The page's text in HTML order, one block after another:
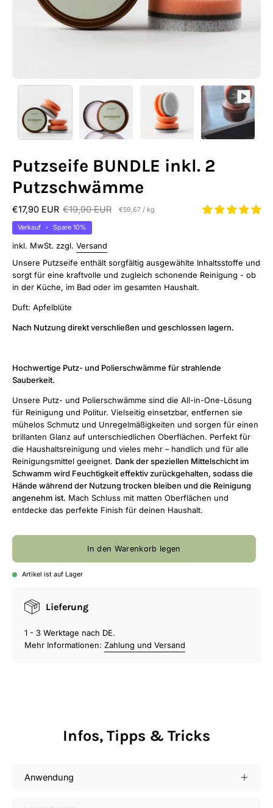
Putzseife BUNDLE inkl. 2
Putzschwämme
€17,90 EUR €19,90 EUR Stückpreis
€59,67 /pro
kg
Verkauf • Spare 10%
inkl. MwSt. zzgl. Versand
Unsere Putzseife enthält sorgfältig ausgewählte Inhaltsstoffe und
sorgt für eine kraftvolle und zugleich schonende Reinigung - ob
in der Küche, im Bad oder im gesamten Haushalt.
Duft: Apfelblüte
Nach Nutzung direkt verschließen und geschlossen lagern.
Hochwertige Putz- und Polierschwämme für strahlende
Sauberkeit.
Unsere Putz- und Polierschwämme sind die All-in-One-Lösung
für Reinigung und Politur. Vielseitig einsetzbar, entfernen sie
mühelos Schmutz und Unregelmäßigkeiten und sorgen für einen
brillanten Glanz auf unterschiedlichen Oberflächen. Perfekt für
die Haushaltsreinigung und vieles mehr – handlich und für alle
Reinigungsmittel geeignet. Dank der speziellen Mittelschicht im
Schwamm wird Feuchtigkeit effektiv zurückgehalten, sodass die
Hände während der Nutzung trocken bleiben und die Reinigung
angenehm ist. Mach Schluss mit matten Oberflächen und
entdecke das perfekte Finish für deinen Haushalt.
In den Warenkorb legen
Artikel ist auf Lager
Lieferung
1 - 3 Werktage nach DE.
Mehr Informationen: Zahlung und Versand
Infos, Tipps & Tricks
Anwendung